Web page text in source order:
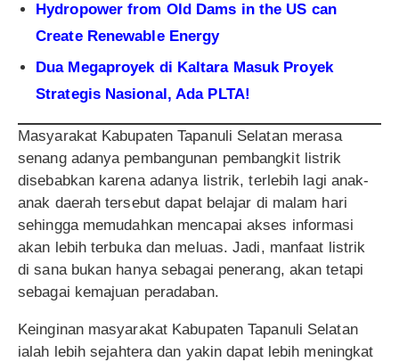
Hydropower from Old Dams in the US can
Create Renewabl e Energy
Dua Megaproyek di Kaltara Masuk Proyek
Strategis Nasional, Ada PLTA!
Masyarakat Kabupaten Tapanuli Selatan merasa
senang adanya pembangunan pembangkit listrik
disebabkan karena adanya listrik, terlebih lagi anak-
anak daerah tersebut dapat belajar di malam hari
sehingga memudahkan mencapai akses informasi
akan lebih terbuka dan meluas. Jadi, manfaat listrik
di sana bukan hanya sebagai penerang, akan tetapi
sebagai kemajuan peradaban.
Keinginan masyarakat Kabupaten Tapanuli Selatan
ialah lebih sejahtera dan yakin dapat lebih meningkat